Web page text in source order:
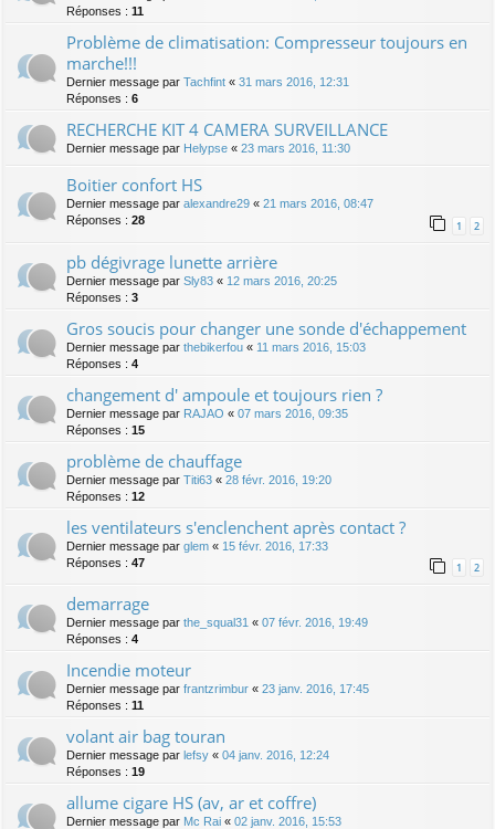
Réponses : 11
Problème de climatisation: Compresseur toujours en
marche!!!
Dernier message par Tachfint « 31 mars 2016, 12:31
Réponses : 6
RECHERCHE KIT 4 CAMERA SURVEILLANCE
Dernier message par Helypse « 23 mars 2016, 11:30
Boitier confort HS
Dernier message par alexandre29 « 21 mars 2016, 08:47
Réponses : 28 1 2
pb dégivrage lunette arrière
Dernier message par Sly83 « 12 mars 2016, 20:25
Réponses : 3
Gros soucis pour changer une sonde d'échappement
Dernier message par thebikerfou « 11 mars 2016, 15:03
Réponses : 4
changement d' ampoule et toujours rien ?
Dernier message par RAJAO « 07 mars 2016, 09:35
Réponses : 15
problème de chauffage
Dernier message par Titi63 « 28 févr. 2016, 19:20
Réponses : 12
les ventilateurs s'enclenchent après contact ?
Dernier message par glem « 15 févr. 2016, 17:33
Réponses : 47 1 2
demarrage
Dernier message par the_squal31 « 07 févr. 2016, 19:49
Réponses : 4
Incendie moteur
Dernier message par frantzrimbur « 23 janv. 2016, 17:45
Réponses : 11
volant air bag touran
Dernier message par lefsy « 04 janv. 2016, 12:24
Réponses : 19
allume cigare HS (av, ar et coffre)
Dernier message par Mc Rai « 02 janv. 2016, 15:53